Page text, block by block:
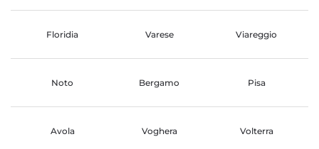
Floridia Varese Viareggio
Noto Bergamo Pisa
Avola Voghera Volterra